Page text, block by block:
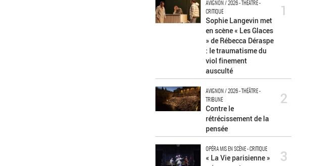
AVIGNON / 2026 - THÉÂTRE -
CRITIQUE
Sophie Langevin met
en scène « Les Glaces
» de Rébecca Déraspe
: le traumatisme du
viol finement
ausculté
1
AVIGNON / 2026 - THÉÂTRE -
TRIBUNE
Contre le
rétrécissement de la
pensée
2
OPÉRA MIS EN SCÈNE - CRITIQUE
« La Vie parisienne »
3